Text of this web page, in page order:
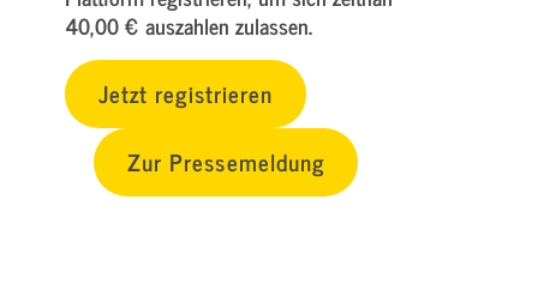
40,00 € auszahlen zulassen.
Jetzt registrieren
Zur Pressemeldung